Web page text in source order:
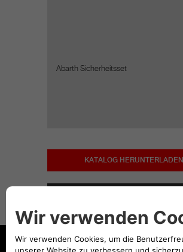
Abarth Sicherheitsset
KATALOG HERUNTERLADEN
Einbaukosten.